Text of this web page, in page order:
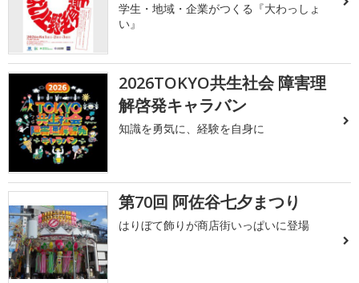
学生・地域・企業がつくる『大わっしょ
い』
2026TOKYO共生社会 障害理
解啓発キャラバン
知識を勇気に、経験を自身に
第70回 阿佐谷七夕まつり
はりぼて飾りが商店街いっぱいに登場